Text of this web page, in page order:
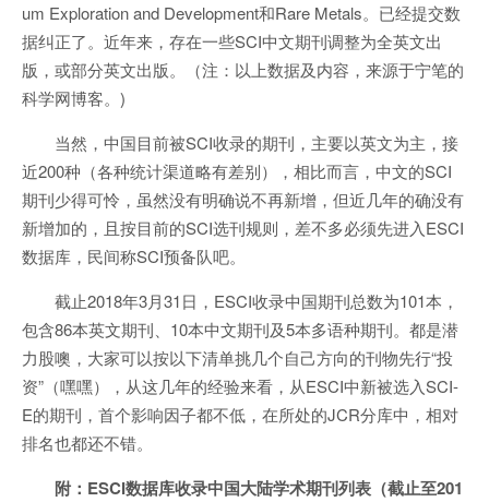
um Exploration and Development和Rare Metals。已经提交数
据纠正了。近年来，存在一些SCI中文期刊调整为全英文出
版，或部分英文出版。（注：以上数据及内容，来源于宁笔的
科学网博客。)
当然，中国目前被SCI收录的期刊，主要以英文为主，接
近200种（各种统计渠道略有差别），相比而言，中文的SCI
期刊少得可怜，虽然没有明确说不再新增，但近几年的确没有
新增加的，且按目前的SCI选刊规则，差不多必须先进入ESCI
数据库，民间称SCI预备队吧。
截止2018年3月31日，ESCI收录中国期刊总数为101本，
包含86本英文期刊、10本中文期刊及5本多语种期刊。都是潜
力股噢，大家可以按以下清单挑几个自己方向的刊物先行“投
资”（嘿嘿），从这几年的经验来看，从ESCI中新被选入SCI-
E的期刊，首个影响因子都不低，在所处的JCR分库中，相对
排名也都还不错。
附：ESCI数据库收录中国大陆学术期刊列表（截止至201